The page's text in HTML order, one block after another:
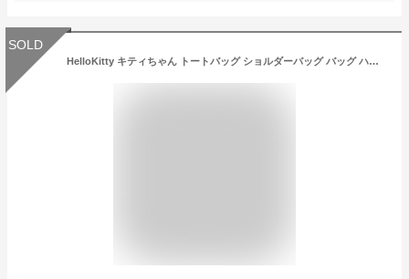
SOLD
HelloKitty キティちゃん トートバッグ ショルダーバッグ バッグ ハローキティ 2way ハンドバッグ 斜め掛け 正規品 (ビッグリボン)